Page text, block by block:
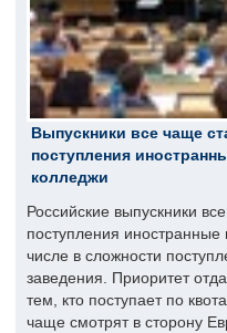
Выпускники все чаще
поступления
колледжи
Российские выпускники
поступления иностранные
числе в сложности
заведения. Приоритет
тем, кто поступает по
чаще смотрят в сторону